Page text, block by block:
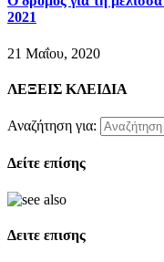
2021
21 Μαΐου, 2020
ΛΕΞΕΙΣ ΚΛΕΙΔΙΑ
Αναζήτηση για:
Δείτε επίσης
Δειτε επισης